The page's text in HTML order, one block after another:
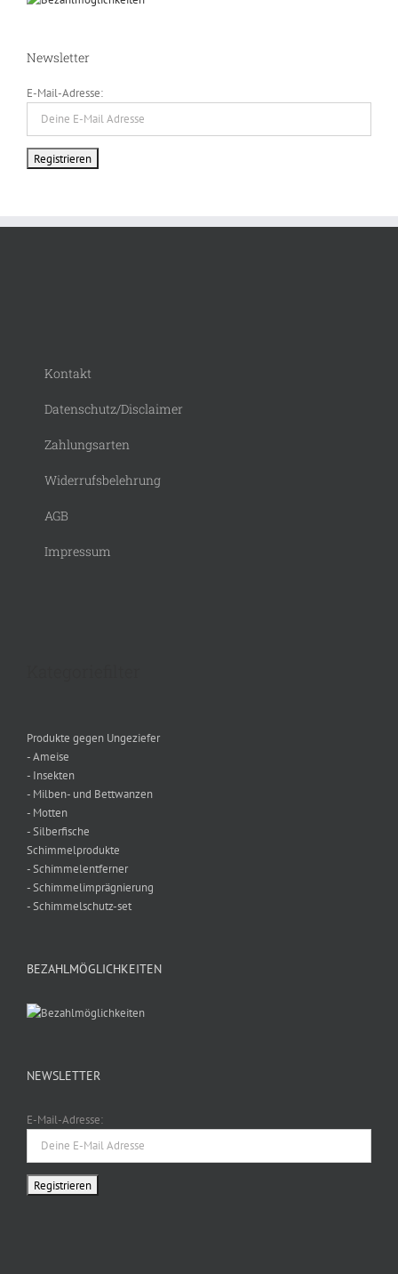
Newsletter
E-Mail-Adresse:
Kontakt
Datenschutz/Disclaimer
Zahlungsarten
Widerrufsbelehrung
AGB
Impressum
Produkte gegen Ungeziefer
- Ameise
- Insekten
- Milben- und Bettwanzen
- Motten
- Silberfische
Schimmelprodukte
- Schimmelentferner
- Schimmelimprägnierung
- Schimmelschutz-set
BEZAHLMÖGLICHKEITEN
NEWSLETTER
E-Mail-Adresse: